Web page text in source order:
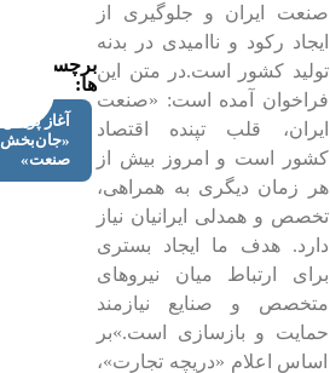
صنعت ایران و جلوگیری از
ایجاد رکود و ناامیدی در بدنه
تولید کشور است.در متن این
فراخوان آمده است: «صنعت
ایران، قلب تپنده اقتصاد
کشور است و امروز بیش از
هر زمان دیگری به همراهی،
تخصص و همدلی ایرانیان نیاز
دارد. هدف ما ایجاد بستری
برای ارتباط میان نیروهای
متخصص و صنایع نیازمند
حمایت و بازسازی است.»بر
اساس اعلام «دریچه تجارت»،
برچسب
ها:
آغاز پویش
«جان‌بخش
صنعت»